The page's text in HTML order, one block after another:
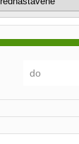
do